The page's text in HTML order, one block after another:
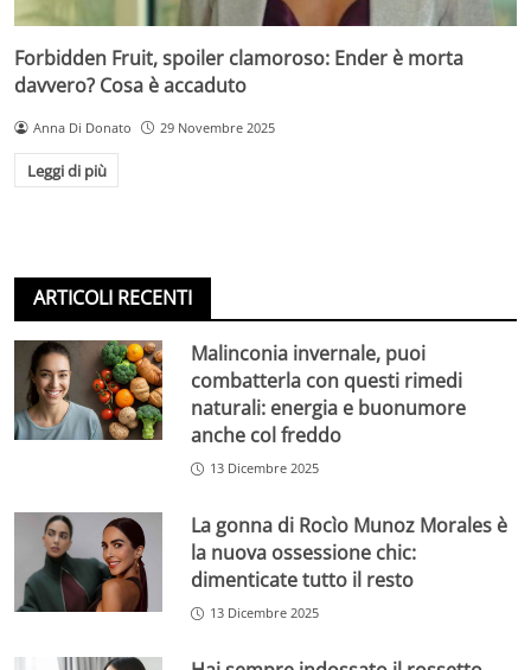
Forbidden Fruit, spoiler clamoroso: Ender è morta
davvero? Cosa è accaduto
Anna Di Donato 29 Novembre 2025
Leggi di più
ARTICOLI RECENTI
Malinconia invernale, puoi
combatterla con questi rimedi
naturali: energia e buonumore
anche col freddo
13 Dicembre 2025
La gonna di Rocìo Munoz Morales è
la nuova ossessione chic:
dimenticate tutto il resto
13 Dicembre 2025